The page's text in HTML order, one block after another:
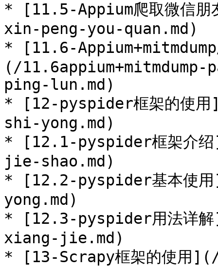
* [11.5-Appium爬取微信
xin-peng-you-quan.md)
* [11.6-Appium+mitmdump
(/
ping-lun.md)
* [12-pyspider框架的使
shi-yong.md)
* [12.1-pyspider框架介
jie-shao.md)
* [12.2-pyspider基本
yong.md)
* [12.3-pyspider用法详
xiang-jie.md)
* [13-Scrapy框架的使